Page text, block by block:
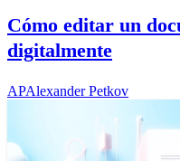
Cómo editar un
digitalmente
APAlexander Petkov